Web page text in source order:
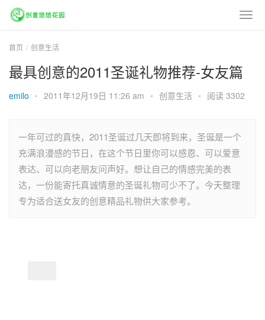
首页 创意生活
最具创意的2011圣诞礼物推荐-女友篇
emilo • 2011年12月19日 11:26 am • 创意生活 • 阅读 3302
一年可过的真快，2011圣诞过几天即将到来，圣诞是一个
充满浪漫感的节日，在这个节日里你可以感恩、可以爱意
表达、可以向老朋友问声好。想让自己的情感完美的表
达，一份能寄托真诚情意的圣诞礼物可少不了。今天整理
专为适合送女友的创意精品礼物供大家参考。